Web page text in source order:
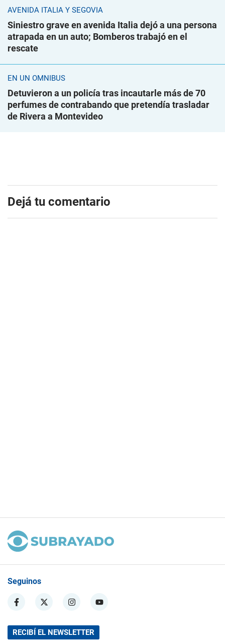
AVENIDA ITALIA Y SEGOVIA
Siniestro grave en avenida Italia dejó a una persona
atrapada en un auto; Bomberos trabajó en el
rescate
EN UN ÓMNIBUS
Detuvieron a un policía tras incautarle más de 70
perfumes de contrabando que pretendía trasladar
de Rivera a Montevideo
Dejá tu comentario
Seguinos
RECIBÍ EL NEWSLETTER